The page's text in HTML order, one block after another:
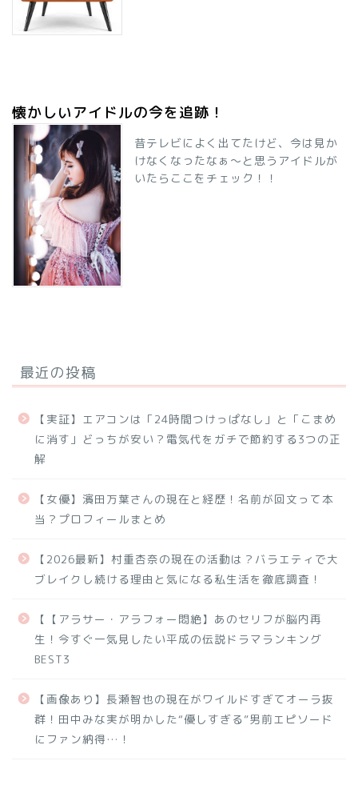
懐かしいアイドルの今を追跡！
昔テレビによく出てたけど、今は見か
けなくなったなぁ～と思うアイドルが
いたらここをチェック！！
最近の投稿
【実証】エアコンは「24時間つけっぱなし」と「こまめ
に消す」どっちが安い？電気代をガチで節約する3つの正
解
【女優】濱田万葉さんの現在と経歴！名前が回文って本
当？プロフィールまとめ
【2026最新】村重杏奈の現在の活動は？バラエティで大
ブレイクし続ける理由と気になる私生活を徹底調査！
【【アラサー・アラフォー悶絶】あのセリフが脳内再
生！今すぐ一気見したい平成の伝説ドラマランキング
BEST3
【画像あり】長瀬智也の現在がワイルドすぎてオーラ抜
群！田中みな実が明かした“優しすぎる”男前エピソード
にファン納得…！